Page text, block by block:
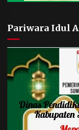
Pariwara Idul